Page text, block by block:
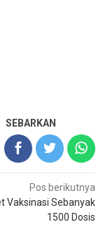
SEBARKAN
Pos berikutnya
Vaksinasi Sebanyak
1500 Dosis